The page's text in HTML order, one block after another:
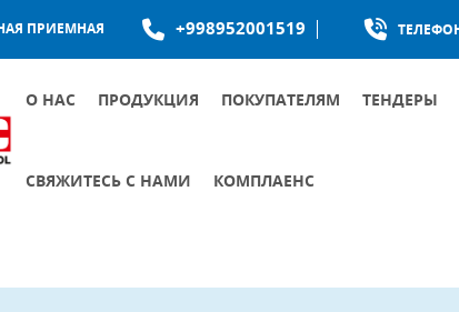
ПРИЕМНАЯ +998952001519
О НАС ПРОДУКЦИЯ ПОКУПАТЕЛЯМ ТЕНДЕРЫ
СВЯЖИТЕСЬ С НАМИ КОМПЛАЕНС